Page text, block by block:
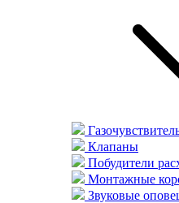
Клапаны
Побудители
Монтажные
Звуковые